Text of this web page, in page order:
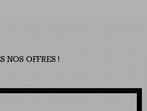
NOS OFFRES !